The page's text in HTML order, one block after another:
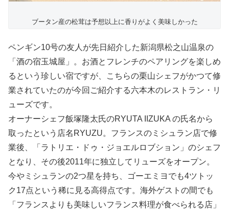
ブータン産の松茸は予想以上に香りがよく美味しかった
ペンギン10号の友人が先日紹介した新潟県松之山温泉の
「酒の宿玉城屋」。お酒とフレンチのペアリングを楽しめ
るという珍しい宿ですが、こちらの栗山シェフがかつて修
業されていたのが今回ご紹介する六本木のレストラン・リ
ューズです。
オーナーシェフ飯塚隆太氏のRYUTA IIZUKA の氏名から
取ったという店名RYUZU。フランスのミシュラン店で修
業後、「ラトリエ・ドゥ・ジョエルロブション」のシェフ
となり、その後2011年に独立してリューズをオープン。
今やミシュランの2つ星を持ち、ゴーエミヨでも4ツトッ
ク17点という稀に見る高得点です。海外ゲストの間でも
「フランスよりも美味しいフランス料理が食べられる店」